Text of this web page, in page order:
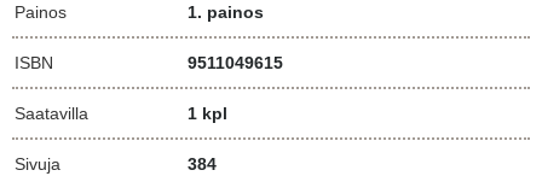
Painos 1. painos
ISBN 9511049615
Saatavilla 1 kpl
Sivuja 384